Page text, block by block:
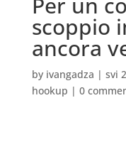
scoppio
ancora
by ivangadza | svi
hookup | 0